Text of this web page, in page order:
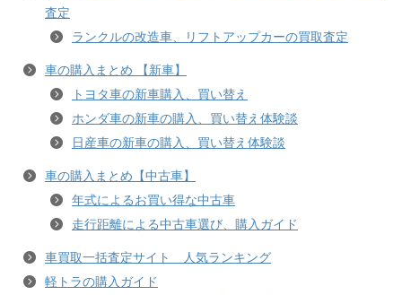
査定
ランクルの改造車、リフトアップカーの買取査定
車の購入まとめ 【新車】
トヨタ車の新車購入、買い替え
ホンダ車の新車の購入、買い替え体験談
日産車の新車の購入、買い替え体験談
車の購入まとめ【中古車】
年式によるお買い得な中古車
走行距離による中古車選び、購入ガイド
車買取一括査定サイト 人気ランキング
軽トラの購入ガイド